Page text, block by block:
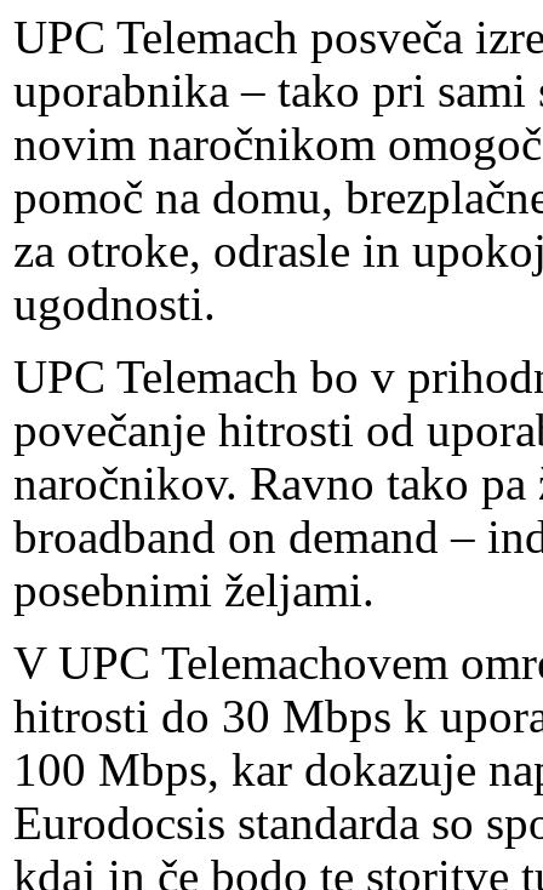
UPC Telemach posveča
uporabnika – tako pri
novim naročnikom
pomoč na domu,
za otroke, odrasle in
ugodnosti.
UPC Telemach bo v
povečanje hitrosti od
naročnikov. Ravno tako pa
broadband on demand –
posebnimi željami.
V UPC Telemachovem
hitrosti do 30 Mbps k
100 Mbps, kar dokazuje
Eurodocsis standarda so
kdaj in če bodo te storitve